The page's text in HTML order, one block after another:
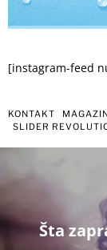
[instagram-feed
KONTAKT
SLIDER
Šta